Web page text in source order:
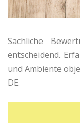
Sachliche
entscheidend.
und Ambiente
DE.